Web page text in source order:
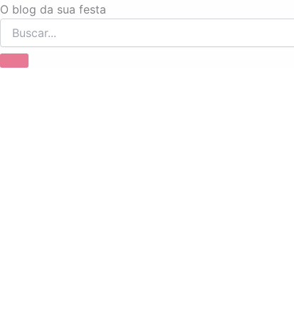
O blog da sua festa
Ir
para
o
conteúdo